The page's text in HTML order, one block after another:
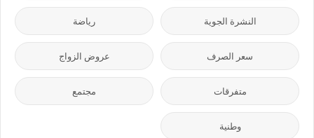
النشرة الجوية رياضة
سعر الصرف عروض الزواج
متفرقات مجتمع
وطنية